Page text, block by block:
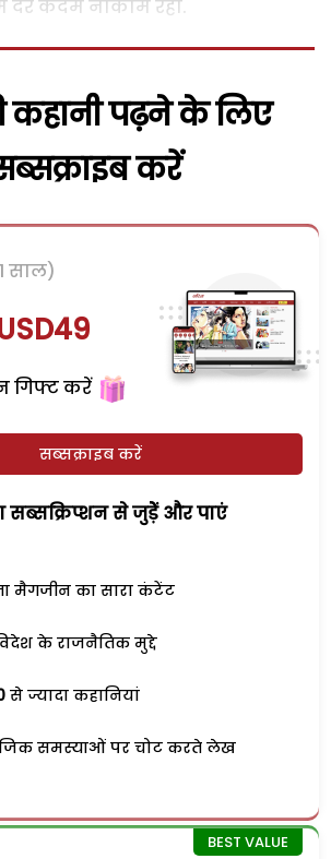
दर कदम नाकाम रही.
पढ़ने के लिए
करें
साल)
गिफ्ट करें
सब्सक्राइब करें
सब्सक्रिप्शन से जुड़ेें और पाएं
मैगजीन का सारा कंटेंट
के राजनैतिक मुद्दे
से ज्यादा कहानियां
समस्याओं पर चोट करते लेख